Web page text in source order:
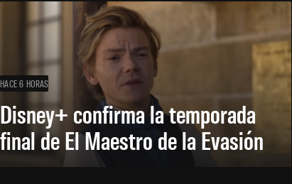
HACE 6 HORAS
Disney+ confirma la temporada
final de El Maestro de la Evasión